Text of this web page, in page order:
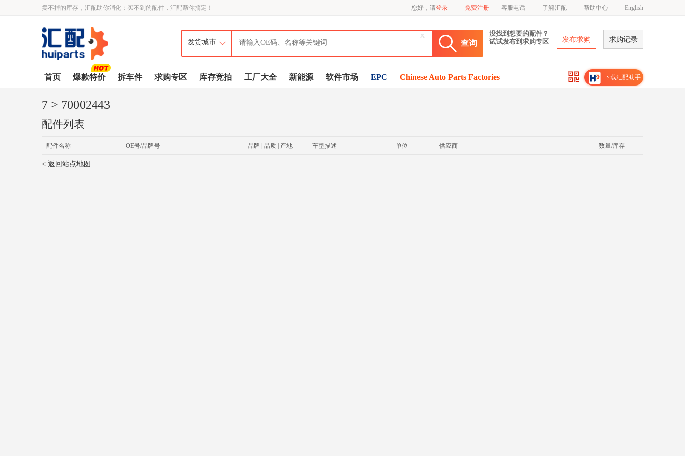
卖不掉的库存，汇配助你消化；买不到的配件，汇配帮你搞定！ 您好，请登录 免费注册 客服电话 了解汇配 帮助中心 English
查询
x
没找到想要的配件？
试试发布到求购专区
发布求购 求购记录
首页 爆款特价 拆车件 求购专区 库存竞拍 工厂大全 新能源 软件市场 EPC Chinese Auto Parts Factories 下载汇配助手
7 > 70002443
配件列表
配件名称 OE号/品牌号 品牌 | 品质 | 产地 车型描述 单位 供应商 数量/库存
< 返回站点地图